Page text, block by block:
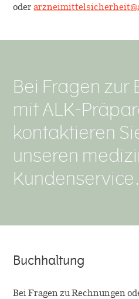
oder
Bei Fragen zur
mit ALK-
kontaktieren
unseren
Kundenservice.
Buchhaltung
Bei Fragen zu Rechnungen